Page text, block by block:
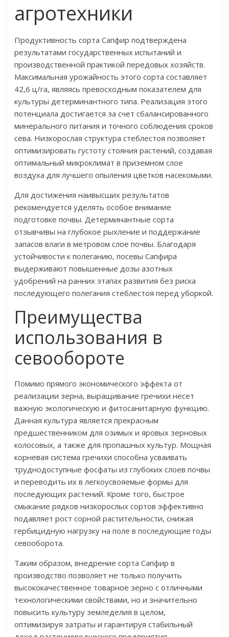
агротехники
Продуктивность сорта Сапфир подтверждена
результатами государственных испытаний и
производственной практикой передовых хозяйств.
Максимальная урожайность этого сорта составляет
42,6 ц/га, являясь превосходным показателем для
культуры детерминантного типа. Реализация этого
потенциала достигается за счет сбалансированного
минерального питания и точного соблюдения сроков
сева. Низкорослая структура стеблестоя позволяет
оптимизировать густоту стояния растений, создавая
оптимальный микроклимат в приземном слое
воздуха для лучшего опыления цветков насекомыми.
Для достижения наивысших результатов
рекомендуется уделять особое внимание
подготовке почвы. Детерминантные сорта
отзывчивы на глубокое рыхление и поддержание
запасов влаги в метровом слое почвы. Благодаря
устойчивости к полеганию, посевы Сапфира
выдерживают повышенные дозы азотных
удобрений на ранних этапах развития без риска
последующего полегания стеблестоя перед уборкой.
Преимущества
использования в
севообороте
Помимо прямого экономического эффекта от
реализации зерна, выращивание гречихи несет
важную экологическую и фитосанитарную функцию.
Данная культура является прекрасным
предшественником для озимых и яровых зерновых
колосовых, а также для пропашных культур. Мощная
корневая система гречихи способна усваивать
труднодоступные фосфаты из глубоких слоев почвы
и переводить их в легкоусвояемые формы для
последующих растений. Кроме того, быстрое
смыкание рядков низкорослых сортов эффективно
подавляет рост сорной растительности, снижая
гербицидную нагрузку на поле в последующие годы
севооборота.
Таким образом, внедрение сорта Сапфир в
производство позволяет не только получить
высококачественное товарное зерно с отличными
технологическими свойствами, но и значительно
повысить культуру земледелия в целом,
оптимизируя затраты и гарантируя стабильный